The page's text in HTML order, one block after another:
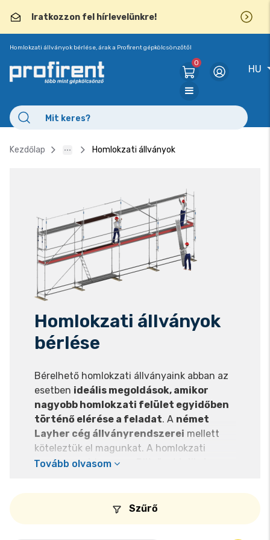
Iratkozzon fel hírlevelünkre!
Homlokzati állványok bérlése, árak a Profirent gépkölcsönzőtől
0
HU
Kezdőlap Homlokzati állványok
Homlokzati állványok
bérlése
Bérelhető homlokzati állványaink abban az
esetben ideális megoldások, amikor
nagyobb homlokzati felület egyidőben
történő elérése a feladat. A német
Layher cég állványrendszerei mellett
köteleztük el magunkat. A homlokzati
rendszer márkaneve: „Blitz”, a térállvány
alap szélessége 0,73 m, munkaszintek
magasságilag 2 m-ként vannak kialakítva,
Tovább olvasom
Szűrő